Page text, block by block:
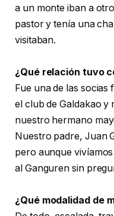
a un monte iban a
pastor y tenía una
visitaban.
¿Qué relación tuvo
Fue una de las
el club de Galdakao y
nuestro hermano
Nuestro padre, Juan
pero aunque
al Ganguren sin
¿Qué modalidad de